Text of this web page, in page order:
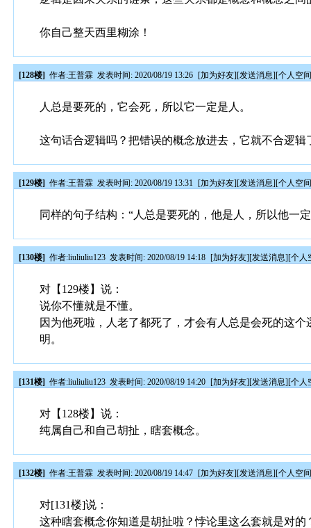
你自己整天西里糊涂！
[128楼] 作者:王普霖 发表时间: 2020/08/19 13:26 [加为好友][发送消息][个人空
人总是要死的，它会死，所以它一定是人。
这句话合逻辑吗？把错误的概念放进去，它就不合逻辑
[129楼] 作者:王普霖 发表时间: 2020/08/19 13:31 [加为好友][发送消息][个人空
同样的句子结构：“人总是要死的，他是人，所以他一
[130楼] 作者:liuliuliu123 发表时间: 2020/08/19 14:18 [加为好友][发送消息][个人
对【129楼】说：
说你不懂就是不懂。
因为他死啦，人老了都死了，才会有人总是会死的这
明。
[131楼] 作者:liuliuliu123 发表时间: 2020/08/19 14:20 [加为好友][发送消息][个人
对【128楼】说：
纯属自己和自己胡扯，瞎套概念。
[132楼] 作者:王普霖 发表时间: 2020/08/19 14:47 [加为好友][发送消息][个人空
对[131楼]说：
这种瞎套概念你知道是胡扯啦？悖论里这么套就是对的